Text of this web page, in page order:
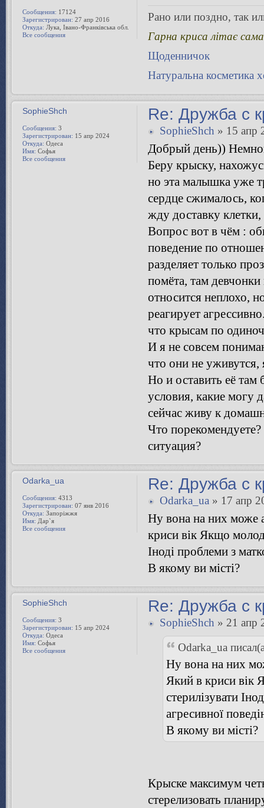
Рано или поздно, так
Гарна криса літає сама
Щоденничок
Натуральна косметика
Сообщения: 17124
Зарегистрирован: 27 апр 2016
Откуда: Лука, Івано-Франківська обл.
Все сообщения
Re: Дружба с
SophieShch » 15 апр
Добрый день))
Беру крыску,
но эта малышка уже
сердце сжималось,
жду доставку
Вопрос вот в чём :
поведение по
разделяет только
помёта, там
относится неплохо,
реагирует
что крысам по
И я не совсем
что они не уживутся,
Но и оставить её там
условия, какие могу
сейчас живу к
Что
ситуация?
SophieShch
Сообщения: 3
Зарегистрирован: 15 апр 2024
Откуда: Одеса
Имя: Софья
Все сообщения
Re: Дружба с
Odarka_ua» 17 апр
Ну вона на них може
криси вік Якщо
Іноді проблеми з
В якому ви місті?
Odarka_ua
Сообщения: 4313
Зарегистрирован: 07 янв 2016
Откуда: Запоріжжя
Имя: Дар`я
Все сообщения
Re: Дружба с
SophieShch » 21 апр
Odarka_ua
Ну вона на них
Який в криси вік
стерилізувати
агресивної
В якому ви місті?
Крыске максимум
стерелизовать
SophieShch
Сообщения: 3
Зарегистрирован: 15 апр 2024
Откуда: Одеса
Имя: Софья
Все сообщения